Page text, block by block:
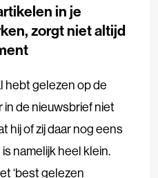
in je
zorgt niet altijd
hebt gelezen op de
de nieuwsbrief niet
hij of zij daar nog eens
namelijk heel klein.
‘best gelezen